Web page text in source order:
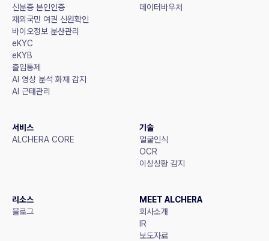
신분증 본인인증
재외국민 여권 신원확인
바이오정보 분산관리
eKYC
eKYB
출입통제
AI 영상 분석 화재 감지
AI 근태관리
데이터바우처
서비스
ALCHERA CORE
기술
얼굴인식
OCR
이상상황 감지
리소스
블로그
MEET ALCHERA
회사소개
IR
보도자료